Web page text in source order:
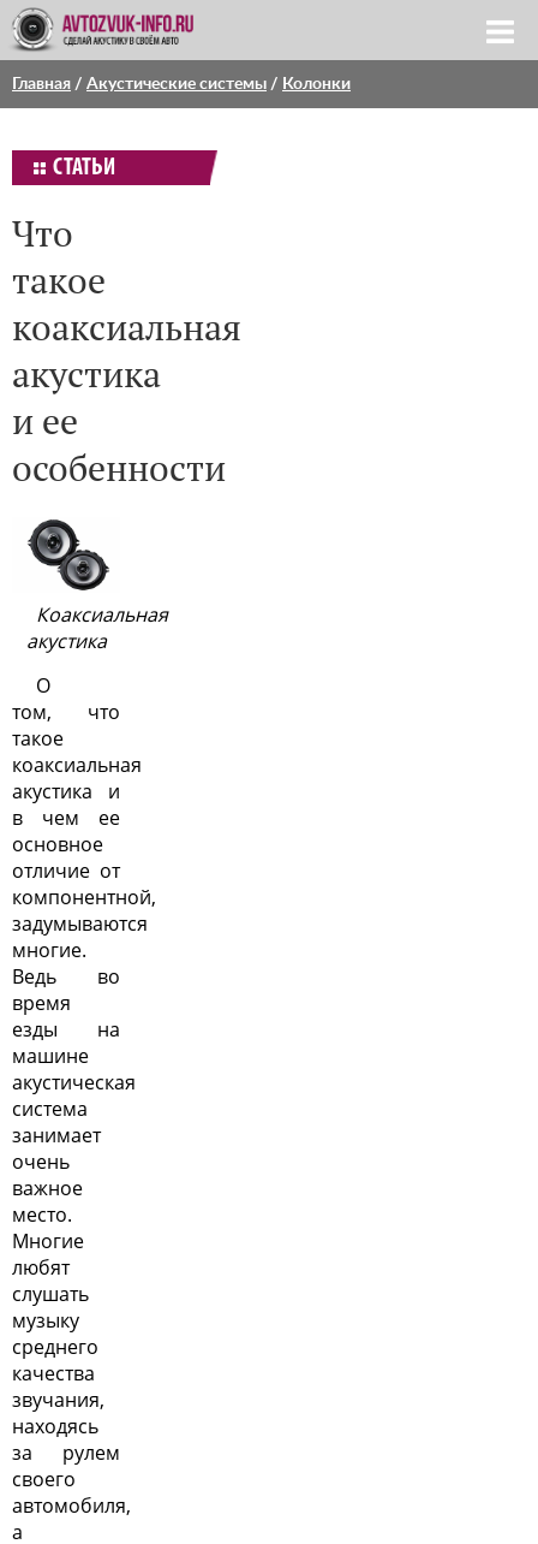
Главная / Акустические системы / Колонки
СТАТЬИ
Что
такое
коаксиальная
акустика
и ее
особенности
Коаксиальная
акустика
О
том, что
такое
коаксиальная
акустика и
в чем ее
основное
отличие от
компонентной,
задумываются
многие.
Ведь во
время
езды на
машине
акустическая
система
занимает
очень
важное
место.
Многие
любят
слушать
музыку
среднего
качества
звучания,
находясь
за рулем
своего
автомобиля,
а